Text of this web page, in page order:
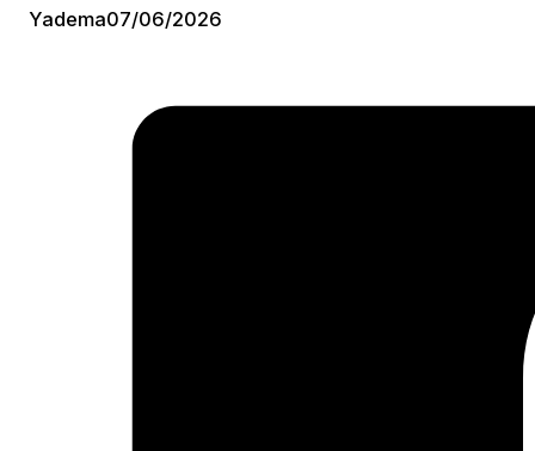
Yadema07/06/2026